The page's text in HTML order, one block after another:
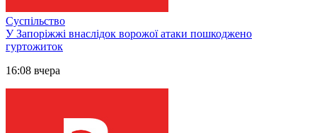
Суспільство
У Запоріжжі внаслідок ворожої атаки пошкоджено
гуртожиток
16:08 вчера